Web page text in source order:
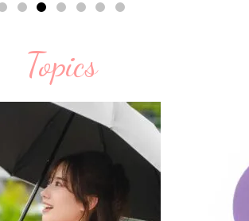
1 2 3 4 5 6
Topics
用中！ J-GIRL有田叶“鉄壁の相
【JJ専属モデルの素顔】ビューテ
ィ大好き！ 松川 星のお気に入り
コスメをCHECK
2025.12.16
【J’s Picks】悲しい経験でたどり
着いた…J-BOY三上龍の手放せな
い“オールインワン”アイテム〈ビ
ューティ＆ファッション夏の必需
品〉
2026.08.05
BEAUTY